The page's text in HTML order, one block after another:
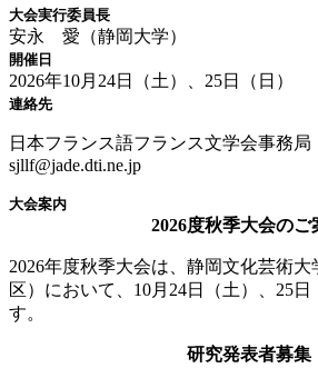
大会実行委員長
安永 愛（静岡大学）
開催日
2026年10月24日（土）、25日（日）
連絡先
日本フランス語フランス文学会事務局
sjllf@jade.dti.ne.jp
大会案内
2026度秋季大会のご
2026年度秋季大会は、静岡文化芸術
区）において、10月24日（土）、25日
す。
研究発表者募集